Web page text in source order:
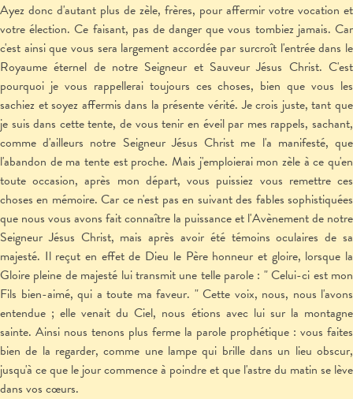
Ayez donc d'autant plus de zèle, frères, pour affermir votre vocation et
votre élection. Ce faisant, pas de danger que vous tombiez jamais. Car
c'est ainsi que vous sera largement accordée par surcroît l'entrée dans le
Royaume éternel de notre Seigneur et Sauveur Jésus Christ. C'est
pourquoi je vous rappellerai toujours ces choses, bien que vous les
sachiez et soyez affermis dans la présente vérité. Je crois juste, tant que
je suis dans cette tente, de vous tenir en éveil par mes rappels, sachant,
comme d'ailleurs notre Seigneur Jésus Christ me l'a manifesté, que
l'abandon de ma tente est proche. Mais j'emploierai mon zèle à ce qu'en
toute occasion, après mon départ, vous puissiez vous remettre ces
choses en mémoire. Car ce n'est pas en suivant des fables sophistiquées
que nous vous avons fait connaître la puissance et l'Avènement de notre
Seigneur Jésus Christ, mais après avoir été témoins oculaires de sa
majesté. Il reçut en effet de Dieu le Père honneur et gloire, lorsque la
Gloire pleine de majesté lui transmit une telle parole : " Celui-ci est mon
Fils bien-aimé, qui a toute ma faveur. " Cette voix, nous, nous l'avons
entendue ; elle venait du Ciel, nous étions avec lui sur la montagne
sainte. Ainsi nous tenons plus ferme la parole prophétique : vous faites
bien de la regarder, comme une lampe qui brille dans un lieu obscur,
jusqu'à ce que le jour commence à poindre et que l'astre du matin se lève
dans vos cœurs.